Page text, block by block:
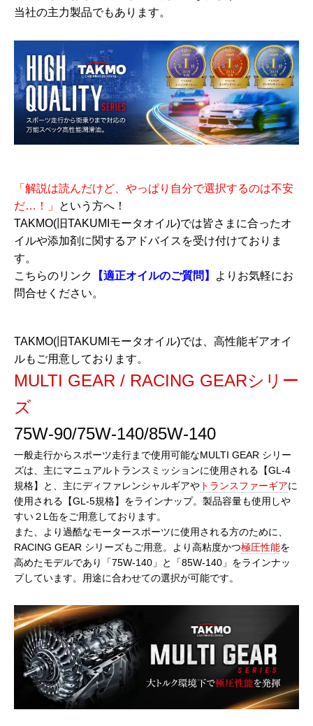
当社の主力製品でもあります。
「解説は読んだけど、やっぱり自分で選択するのは不安
だ…！」
という方へ！
TAKMO(旧TAKUMIモータオイル)では皆さまに合ったオ
イルや添加剤に関するアドバイスを受け付けておりま
す。
こちらのリンク
【適正オイルのご質問】
よりお気軽にお
問合せください。
TAKMO(旧TAKUMIモータオイル)では、高性能ギアオイ
ルもご用意しております。
MULTI GEAR / RACING GEARシリー
ズ
75W-90/75W-140/85W-140
一般走行からスポーツ走行まで使用可能なMULTI GEAR シリー
ズは、主にマニュアルトランスミッションに使用される【GL-4
規格】と、主にディファレンシャルギアや トランスファーギアに
使用される【GL-5規格】をラインナップ。製品容量も使用しや
すい２L缶をご用意しております。
また、より過酷なモータースポーツに使用される方のために、
RACING GEAR シリーズもご用意。より高粘度かつ極圧性能を
高めたモデルであり「75W-140」と「85W-140」をラインナッ
プしています。用途に合わせての選択が可能です。